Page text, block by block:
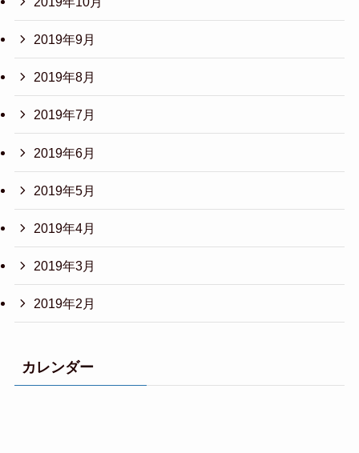
2019年9月
2019年8月
2019年7月
2019年6月
2019年5月
2019年4月
2019年3月
2019年2月
カレンダー